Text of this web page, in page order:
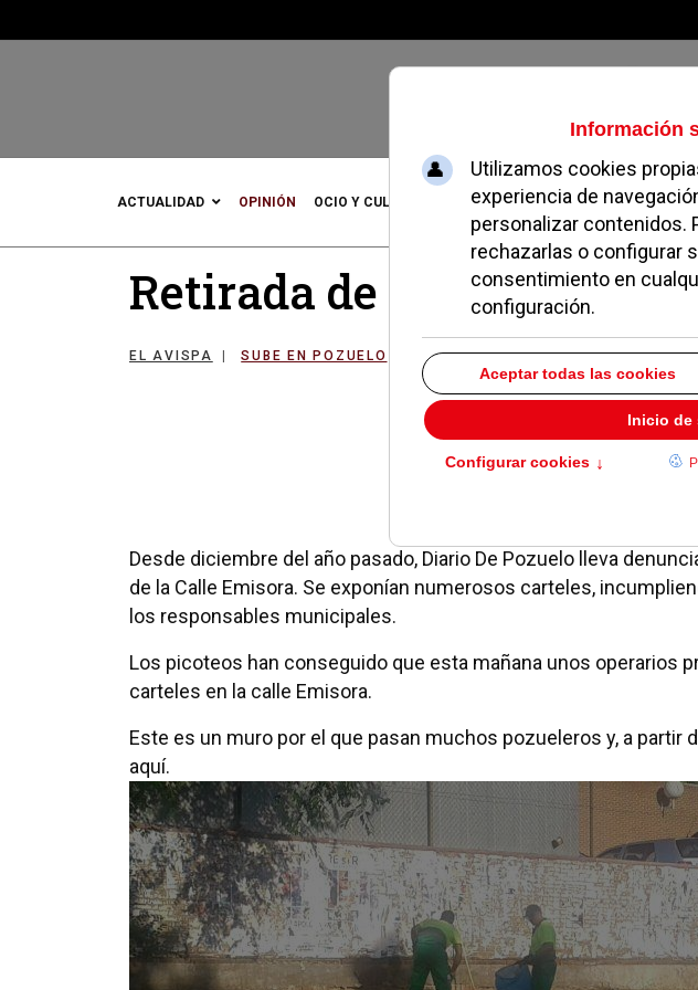
ACTUALIDAD OPINIÓN OCIO Y CULTURA DEPORTES MADRID NOROESTE
Retirada de carteles calle
EL AVISPA SUBE EN POZUELO 23 JUNIO 2015
Desde diciembre del año pasado, Diario De Pozuelo lleva
de la Calle Emisora. Se exponían numerosos carteles,
los responsables municipales.
Los picoteos han conseguido que esta mañana unos operarios
carteles en la calle Emisora.
Este es un muro por el que pasan muchos pozueleros y, a partir
aquí.